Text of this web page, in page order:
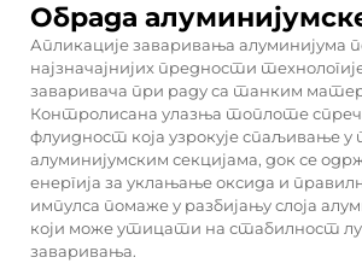
Обрада
Апликације заваривања алуминијума
најзначајнијих предности
заваривача при раду са танким
Контролисана улазња топлоте
флуидност која узрокује спаљивање
алуминијумским секцијама, док се
енергија за уклањање оксида и
импулса помаже у разбијању слоја
који може утицати на стабилност
заваривања.